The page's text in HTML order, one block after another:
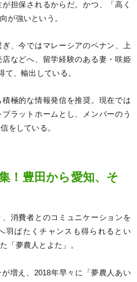
担保されるからだ。かつ、「高く
が強いという。
、今ではマレーシアのペナン、上
などへ、留学経験のある妻・咲姫
て、輸出している。
極的な情報発信を推奨。現在では
ラットホームとし、メンバーのう
をしている。
！豊田から愛知、そ
消費者とのコミュニケーションを
羽ばたくチャンスも得られるとい
「夢農人とよた」。
増え、2018年早々に「夢農人あい